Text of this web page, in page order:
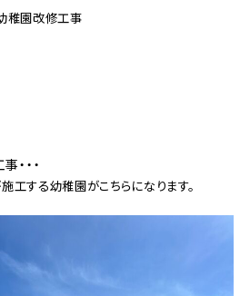
稚園改修工事
・・
工する幼稚園がこちらになります。